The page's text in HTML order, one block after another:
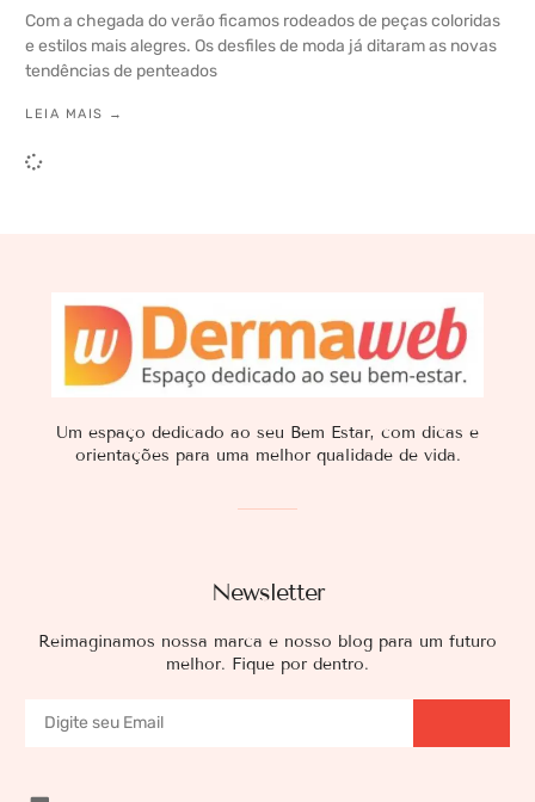
Com a chegada do verão ficamos rodeados de peças coloridas
e estilos mais alegres. Os desfiles de moda já ditaram as novas
tendências de penteados
LEIA MAIS →
Newsletter
Reimaginamos nossa marca e nosso blog para um futuro
melhor. Fique por dentro.
Um espaço dedicado ao seu Bem Estar, com dicas e
orientações para uma melhor qualidade de vida.